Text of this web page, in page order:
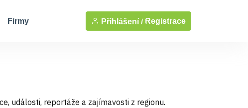
Firmy Přihlášení / Registrace
události, reportáže a zajímavosti z regionu.